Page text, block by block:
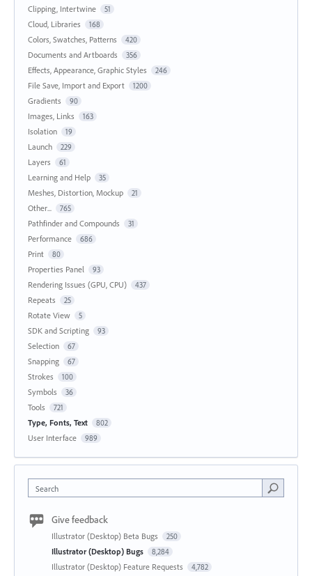
Clipping, Intertwine 51
Cloud, Libraries 168
Colors, Swatches, Patterns 420
Documents and Artboards 356
Effects, Appearance, Graphic Styles 246
File Save, Import and Export 1200
Gradients 90
Images, Links 163
Isolation 19
Launch 229
Layers 61
Learning and Help 35
Meshes, Distortion, Mockup 21
Other... 765
Pathfinder and Compounds 31
Performance 686
Print 80
Properties Panel 93
Rendering Issues (GPU, CPU) 437
Repeats 25
Rotate View 5
SDK and Scripting 93
Selection 67
Snapping 67
Strokes 100
Symbols 36
Tools 721
Type, Fonts, Text 802
User Interface 989
Search
Give feedback
Illustrator (Desktop) Beta Bugs 250
Illustrator (Desktop) Bugs 8,284
Illustrator (Desktop) Feature Requests 4,782